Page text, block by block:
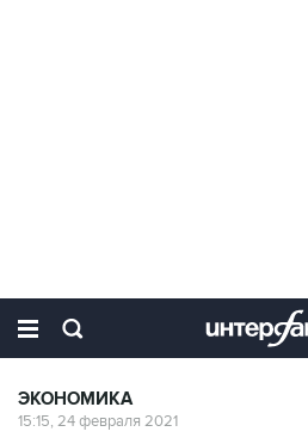
ЭКОНОМИКА
15:15, 24 февраля 2021